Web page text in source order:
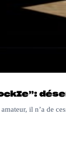
il n’a de